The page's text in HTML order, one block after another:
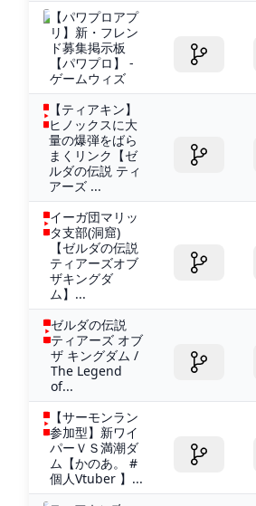
【パワプロアプ
リ】新・フレン
ド募集掲示板
【パワプロ】 -
ゲームウィズ
【ティアキン】
ヒノックスに大
量の爆弾をばら
まくリンク【ゼ
ルダの伝説 ティ
アーズ ...
イーガ団マリッ
タ支部(洞窟)
【ゼルダの伝説
ティアーズオブ
ザキングダ
ム】...
ゼルダの伝説
ティアーズ オブ
ザ キングダム /
The Legend
of...
【サーモンラン
参加型】新ワイ
パーＶＳ満潮ダ
ム【かのあ。 #
個人Vtuber 】...